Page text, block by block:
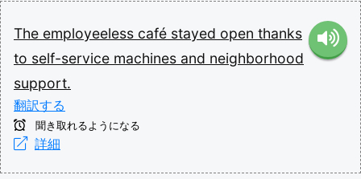
The employeeless café stayed open thanks
to self-service machines and neighborhood
support.
翻訳する
聞き取れるようになる
詳細